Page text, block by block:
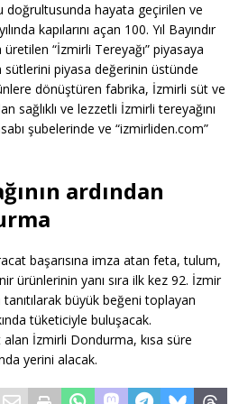
doğrultusunda hayata geçirilen ve
kapılarını açan 100. Yıl Bayındır
üretilen “İzmirli Tereyağı” piyasaya
piyasa değerinin üstünde
dönüştüren fabrika, İzmirli süt ve
sağlıklı ve lezzetli İzmirli tereyağını
şubelerinde ve “izmirliden.com”
ardından
başarısına imza atan feta, tulum,
ürünlerinin yanı sıra ilk kez 92. İzmir
tanıtılarak büyük beğeni toplayan
tüketiciyle buluşacak.
İzmirli Dondurma, kısa süre
yerini alacak.